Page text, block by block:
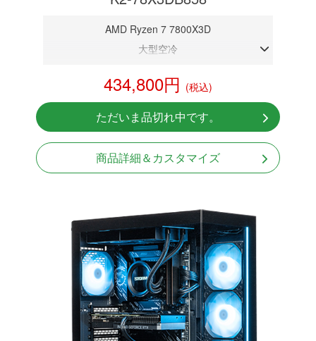
AMD Ryzen 7 7800X3D
大型空冷
RTX 5080 16GB
NVMeSSD 1TB
Windows11 Home 64bit
434,800円 (税込)
ただいま品切れ中です。
商品詳細＆カスタマイズ